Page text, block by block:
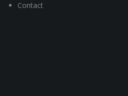
Contact